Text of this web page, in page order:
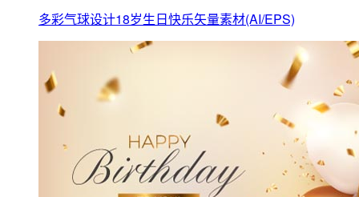
多彩气球设计18岁生日快乐矢量素材(AI/EPS)